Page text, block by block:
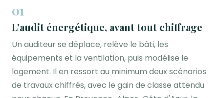
01
L'audit énergétique, avant tout chiffrage
Un auditeur se déplace, relève le bâti, les
équipements et la ventilation, puis modélise le
logement. Il en ressort au minimum deux scénarios
de travaux chiffrés, avec le gain de classe attendu